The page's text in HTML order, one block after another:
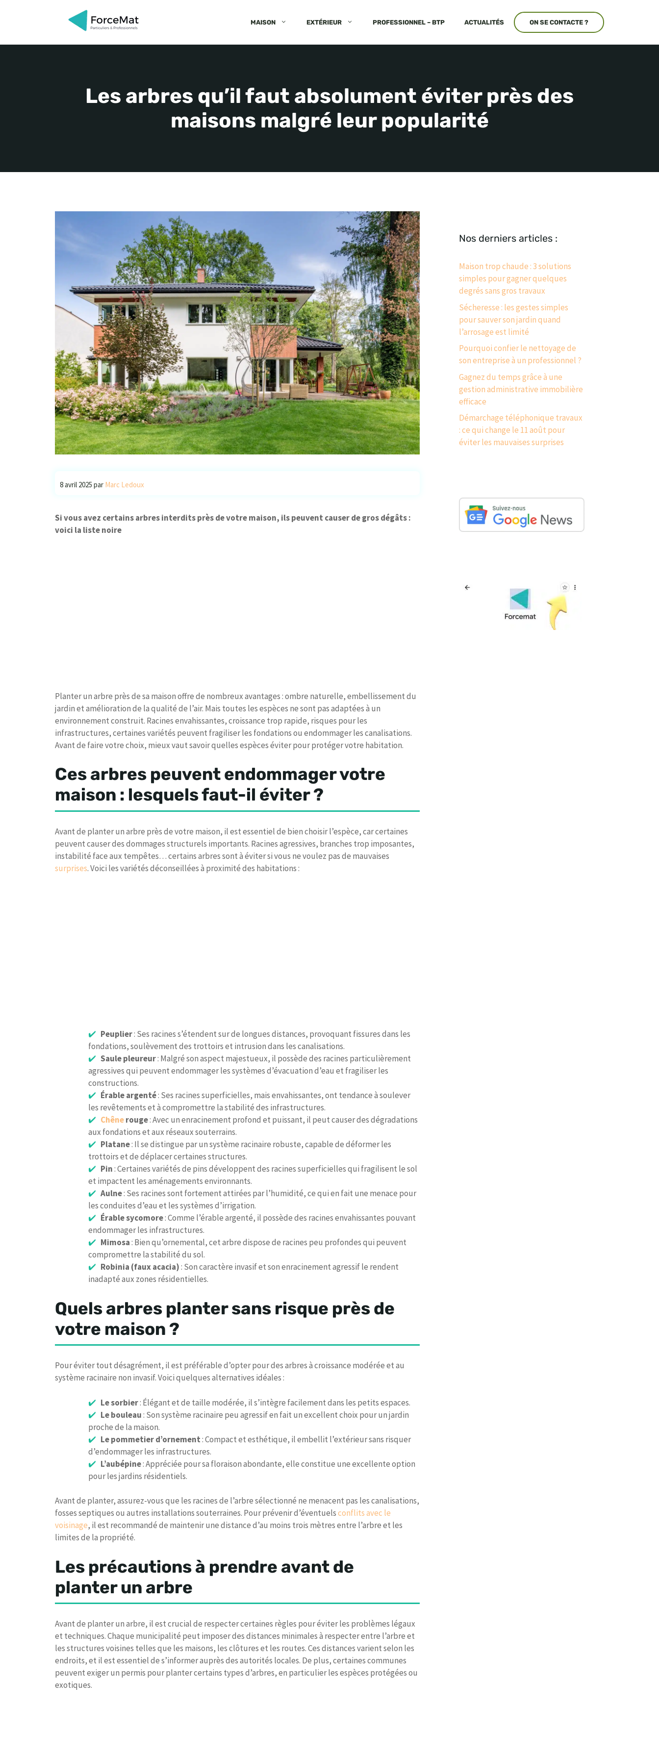
MAISON EXTÉRIEUR PROFESSIONNEL – BTP ACTUALITÉS ON SE CONTACTE ?
Les arbres qu’il faut absolument éviter près des
maisons malgré leur popularité
8 avril 2025 par Marc Ledoux
Si vous avez certains arbres interdits près de votre maison, ils peuvent causer de gros dégâts :
voici la liste noire
Planter un arbre près de sa maison offre de nombreux avantages : ombre naturelle, embellissement du
jardin et amélioration de la qualité de l’air. Mais toutes les espèces ne sont pas adaptées à un
environnement construit. Racines envahissantes, croissance trop rapide, risques pour les
infrastructures, certaines variétés peuvent fragiliser les fondations ou endommager les canalisations.
Avant de faire votre choix, mieux vaut savoir quelles espèces éviter pour protéger votre habitation.
Ces arbres peuvent endommager votre
maison : lesquels faut-il éviter ?
Avant de planter un arbre près de votre maison, il est essentiel de bien choisir l’espèce, car certaines
peuvent causer des dommages structurels importants. Racines agressives, branches trop imposantes,
instabilité face aux tempêtes… certains arbres sont à éviter si vous ne voulez pas de mauvaises
surprises. Voici les variétés déconseillées à proximité des habitations :
Peuplier: Ses racines s’étendent sur de longues distances, provoquant fissures dans les
fondations, soulèvement des trottoirs et intrusion dans les canalisations.
Saule pleureur: Malgré son aspect majestueux, il possède des racines particulièrement
agressives qui peuvent endommager les systèmes d’évacuation d’eau et fragiliser les
constructions.
Érable argenté: Ses racines superficielles, mais envahissantes, ont tendance à soulever
les revêtements et à compromettre la stabilité des infrastructures.
Chênerouge: Avec un enracinement profond et puissant, il peut causer des dégradations
aux fondations et aux réseaux souterrains.
Platane: Il se distingue par un système racinaire robuste, capable de déformer les
trottoirs et de déplacer certaines structures.
Pin: Certaines variétés de pins développent des racines superficielles qui fragilisent le sol
et impactent les aménagements environnants.
Aulne: Ses racines sont fortement attirées par l’humidité, ce qui en fait une menace pour
les conduites d’eau et les systèmes d’irrigation.
Érable sycomore: Comme l’érable argenté, il possède des racines envahissantes pouvant
endommager les infrastructures.
Mimosa: Bien qu’ornemental, cet arbre dispose de racines peu profondes qui peuvent
compromettre la stabilité du sol.
Robinia (faux acacia): Son caractère invasif et son enracinement agressif le rendent
inadapté aux zones résidentielles.
Quels arbres planter sans risque près de
votre maison ?
Pour éviter tout désagrément, il est préférable d’opter pour des arbres à croissance modérée et au
système racinaire non invasif. Voici quelques alternatives idéales :
Le sorbier: Élégant et de taille modérée, il s’intègre facilement dans les petits espaces.
Le bouleau: Son système racinaire peu agressif en fait un excellent choix pour un jardin
proche de la maison.
Le pommetier d’ornement: Compact et esthétique, il embellit l’extérieur sans risquer
d’endommager les infrastructures.
L’aubépine: Appréciée pour sa floraison abondante, elle constitue une excellente option
pour les jardins résidentiels.
Avant de planter, assurez-vous que les racines de l’arbre sélectionné ne menacent pas les canalisations,
fosses septiques ou autres installations souterraines. Pour prévenir d’éventuelsconflits avec le
voisinage, il est recommandé de maintenir une distance d’au moins trois mètres entre l’arbre et les
limites de la propriété.
Les précautions à prendre avant de
planter un arbre
Avant de planter un arbre, il est crucial de respecter certaines règles pour éviter les problèmes légaux
et techniques. Chaque municipalité peut imposer des distances minimales à respecter entre l’arbre et
les structures voisines telles que les maisons, les clôtures et les routes. Ces distances varient selon les
endroits, et il est essentiel de s’informer auprès des autorités locales. De plus, certaines communes
peuvent exiger un permis pour planter certains types d’arbres, en particulier les espèces protégées ou
exotiques.
Nos derniers articles :
Maison trop chaude : 3 solutions
simples pour gagner quelques
degrés sans gros travaux
Sécheresse : les gestes simples
pour sauver son jardin quand
l’arrosage est limité
Pourquoi confier le nettoyage de
son entreprise à un professionnel ?
Gagnez du temps grâce à une
gestion administrative immobilière
efficace
Démarchage téléphonique travaux
: ce qui change le 11 août pour
éviter les mauvaises surprises